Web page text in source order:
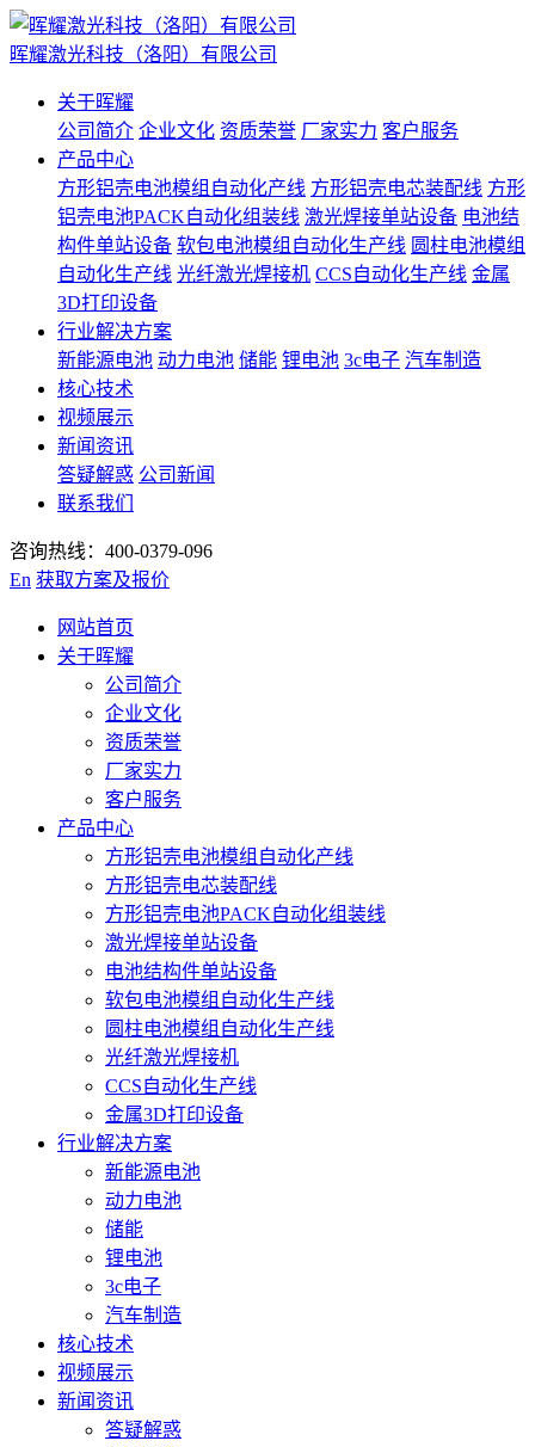
晖耀激光科技（洛阳）有限公司
关于晖耀
公司简介 企业文化 资质荣誉 厂家实力 客户服务
产品中心
方形铝壳电池模组自动化产线 方形铝壳电芯装配线 方形
铝壳电池PACK自动化组装线 激光焊接单站设备 电池结
构件单站设备 软包电池模组自动化生产线 圆柱电池模组
自动化生产线 光纤激光焊接机 CCS自动化生产线 金属
3D打印设备
行业解决方案
新能源电池 动力电池 储能 锂电池 3c电子 汽车制造
核心技术
视频展示
新闻资讯
答疑解惑 公司新闻
联系我们
咨询热线：400-0379-096
En 获取方案及报价
网站首页
关于晖耀
公司简介
企业文化
资质荣誉
厂家实力
客户服务
产品中心
方形铝壳电池模组自动化产线
方形铝壳电芯装配线
方形铝壳电池PACK自动化组装线
激光焊接单站设备
电池结构件单站设备
软包电池模组自动化生产线
圆柱电池模组自动化生产线
光纤激光焊接机
CCS自动化生产线
金属3D打印设备
行业解决方案
新能源电池
动力电池
储能
锂电池
3c电子
汽车制造
核心技术
视频展示
新闻资讯
答疑解惑